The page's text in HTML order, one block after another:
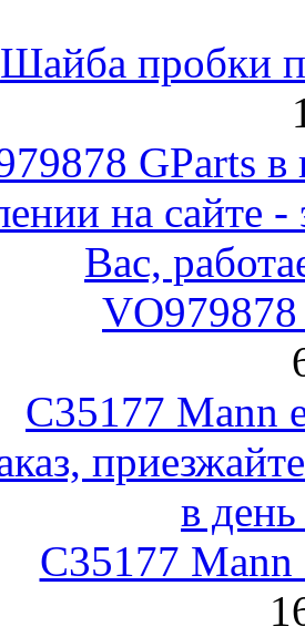
Шайба пробки
VO979878
C35177